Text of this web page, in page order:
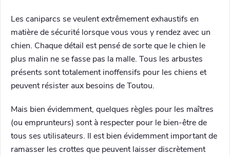
Les caniparcs se veulent extrêmement exhaustifs en
matière de sécurité lorsque vous vous y rendez avec un
chien. Chaque détail est pensé de sorte que le chien le
plus malin ne se fasse pas la malle. Tous les arbustes
présents sont totalement inoffensifs pour les chiens et
peuvent résister aux besoins de Toutou.
Mais bien évidemment, quelques règles pour les maîtres
(ou emprunteurs) sont à respecter pour le bien-être de
tous ses utilisateurs. Il est bien évidemment important de
ramasser les crottes que peuvent laisser discrètement